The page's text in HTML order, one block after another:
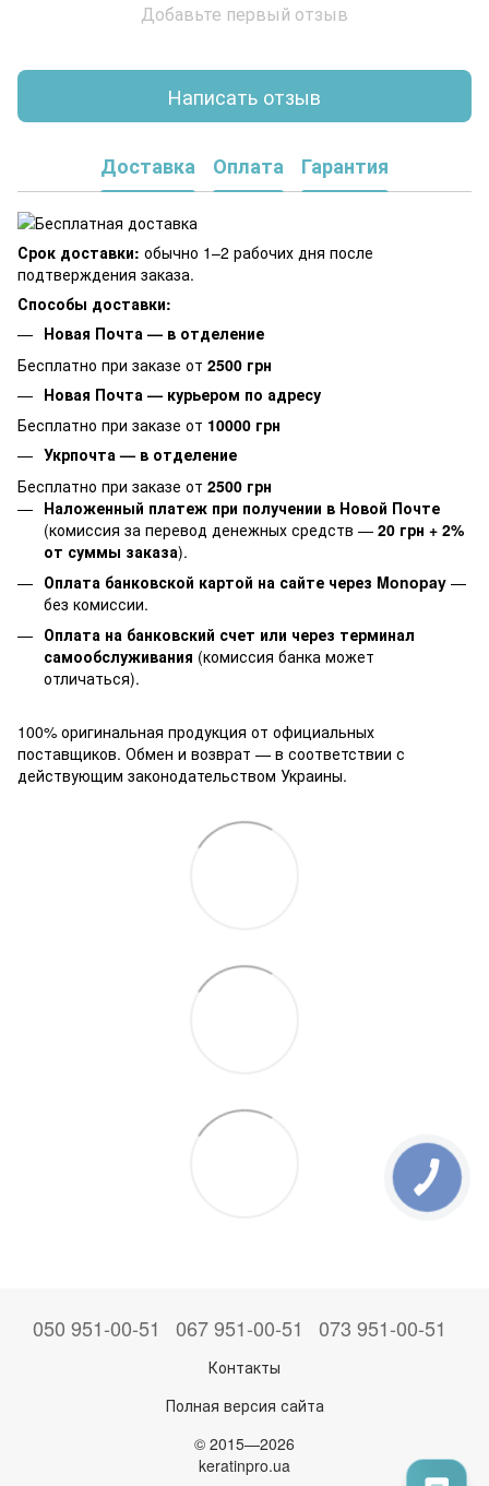
Добавьте первый отзыв
Написать отзыв
Доставка Оплата Гарантия
Срок доставки: обычно 1–2 рабочих дня после
подтверждения заказа.
Способы доставки:
Новая Почта — в отделение
Бесплатно при заказе от 2500 грн
Новая Почта — курьером по адресу
Бесплатно при заказе от 10000 грн
Укрпочта — в отделение
Бесплатно при заказе от 2500 грн
Наложенный платеж при получении в Новой Почте
(комиссия за перевод денежных средств — 20 грн + 2%
от суммы заказа).
Оплата банковской картой на сайте через Monopay —
без комиссии.
Оплата на банковский счет или через терминал
самообслуживания (комиссия банка может
отличаться).
100% оригинальная продукция от официальных
поставщиков. Обмен и возврат — в соответствии с
действующим законодательством Украины.
050 951-00-51 067 951-00-51 073 951-00-51
Контакты
Полная версия сайта
© 2015—2026
keratinpro.ua